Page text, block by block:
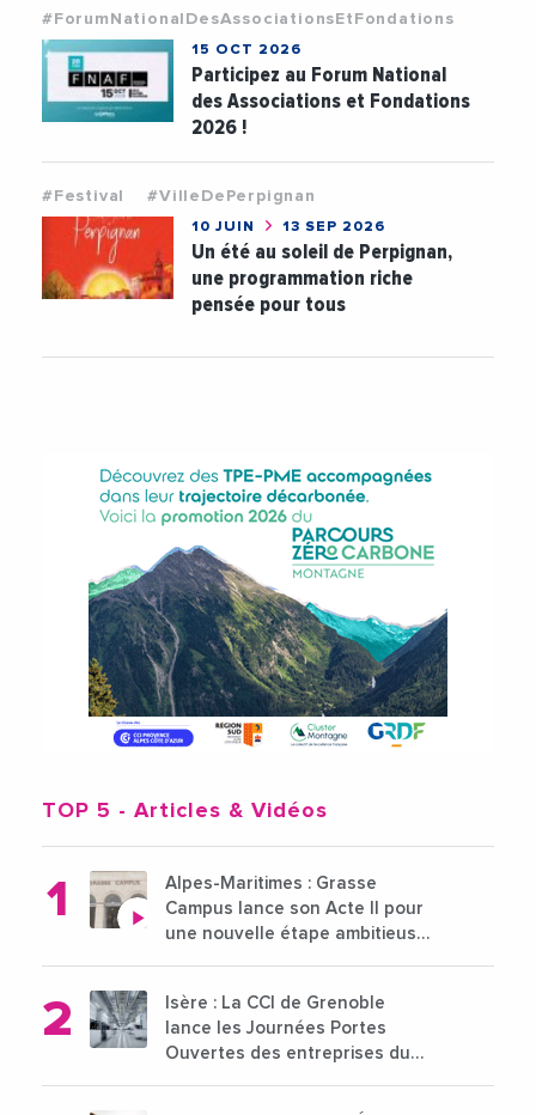
#ForumNationalDesAssociationsEtFondations
15 OCT 2026
Participez au Forum National
des Associations et Fondations
2026 !
#Festival #VilleDePerpignan
10 JUIN 13 SEP 2026
Un été au soleil de Perpignan,
une programmation riche
pensée pour tous
TOP 5 - Articles & Vidéos
Alpes-Maritimes : Grasse
Campus lance son Acte II pour
une nouvelle étape ambitieuse
Isère : La CCI de Grenoble
lance les Journées Portes
Ouvertes des entreprises du